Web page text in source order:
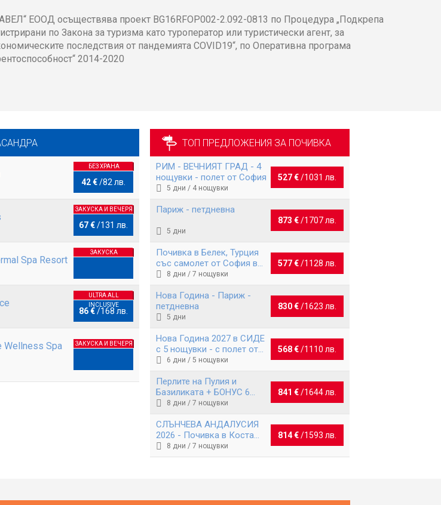
ЕООД осъществява проект BG16RFOP002-2.092-0813 по Процедура „Подкрепа
по Закона за туризма като туроператор или туристически агент, за
последствия от пандемията COVID19“, по Оперативна програма
2014-2020
БЕЗ ХРАНА
42 € /82 лв.
ЗАКУСКА И ВЕЧЕРЯ
67 € / 131 лв.
Spa Resort
ЗАКУСКА
ULTRA ALL
INCLUSIVE
86 € / 168 лв.
Wellness Spa
ЗАКУСКА И ВЕЧЕРЯ
ТОП ПРЕДЛОЖЕНИЯ ЗА ПОЧИВКА
РИМ - ВЕЧНИЯТ ГРАД - 4
нощувки - полет от София
5 дни / 4 нощувки
527 € / 1031 лв.
Париж - петдневна
5 дни
873 € / 1707 лв.
Почивка в Белек, Турция
със самолет от София в
Неделя - 7 нощувки
8 дни / 7 нощувки
577 € / 1128 лв.
Нова Година - Париж -
петдневна
5 дни
830 € / 1623 лв.
Нова Година 2027 в СИДЕ
с 5 нощувки - с полет от
София
6 дни / 5 нощувки
568 € / 1110 лв.
Перлите на Пулия и
Базиликата + БОНУС 6
включени екскурзии
8 дни / 7 нощувки
841 € / 1644 лв.
СЛЪНЧЕВА АНДАЛУСИЯ
2026 - Почивка в Коста
дел Сол
8 дни / 7 нощувки
814 € / 1593 лв.